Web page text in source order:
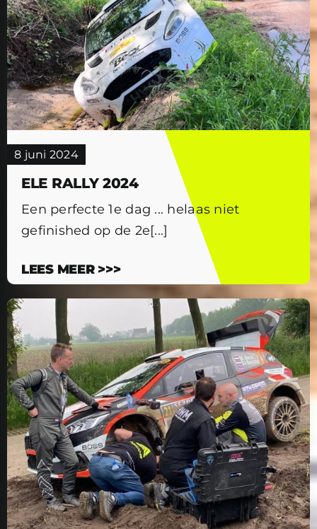
8 juni 2024
ELE RALLY 2024
Een perfecte 1e dag ... helaas niet
gefinished op de 2e[...]
LEES MEER >>>